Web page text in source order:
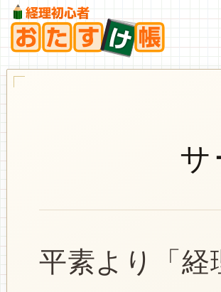
サ
平素より「経